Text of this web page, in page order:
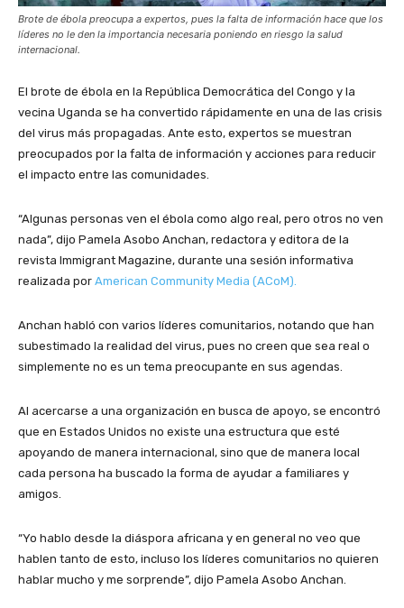
Brote de ébola preocupa a expertos, pues la falta de información hace que los
líderes no le den la importancia necesaria poniendo en riesgo la salud
internacional.
El brote de ébola en la República Democrática del Congo y la
vecina Uganda se ha convertido rápidamente en una de las crisis
del virus más propagadas. Ante esto, expertos se muestran
preocupados por la falta de información y acciones para reducir
el impacto entre las comunidades.
“Algunas personas ven el ébola como algo real, pero otros no ven
nada”, dijo Pamela Asobo Anchan, redactora y editora de la
revista Immigrant Magazine, durante una sesión informativa
realizada por American Community Media (ACoM).
Anchan habló con varios líderes comunitarios, notando que han
subestimado la realidad del virus, pues no creen que sea real o
simplemente no es un tema preocupante en sus agendas.
Al acercarse a una organización en busca de apoyo, se encontró
que en Estados Unidos no existe una estructura que esté
apoyando de manera internacional, sino que de manera local
cada persona ha buscado la forma de ayudar a familiares y
amigos.
“Yo hablo desde la diáspora africana y en general no veo que
hablen tanto de esto, incluso los líderes comunitarios no quieren
hablar mucho y me sorprende”, dijo Pamela Asobo Anchan.